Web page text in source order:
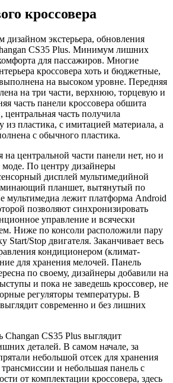
кроссовера
дизайном экстерьера, обновления
CS35 Plus. Минимум лишних
для пассажиров. Многие
кроссовера хоть и бюджетные,
на высоком уровне. Передняя
на три части, верхнюю, торцевую и
часть панели кроссовера обшита
часть получила
из пластика, с имитацией материала, а
с обычного пластика.
на центральной части панели нет, но и
По центру дизайнеры
дисплей мультимедийной
планшет, вытянутый по
мультимедиа лежит платформа Android
позволяют синхронизировать
управление и всячески
Ниже по консоли расположили пару
Start/Stop двигателя. Заканчивает весь
кондиционером (климат-
для хранения мелочей. Панель
по своему, дизайнеры добавили на
и пока не заведешь кроссовер, не
регуляторы температуры. В
современно и без лишних
CS35 Plus выглядит
деталей. В самом начале, за
небольшой отсек для хранения
и небольшая панель с
от комплектации кроссовера, здесь